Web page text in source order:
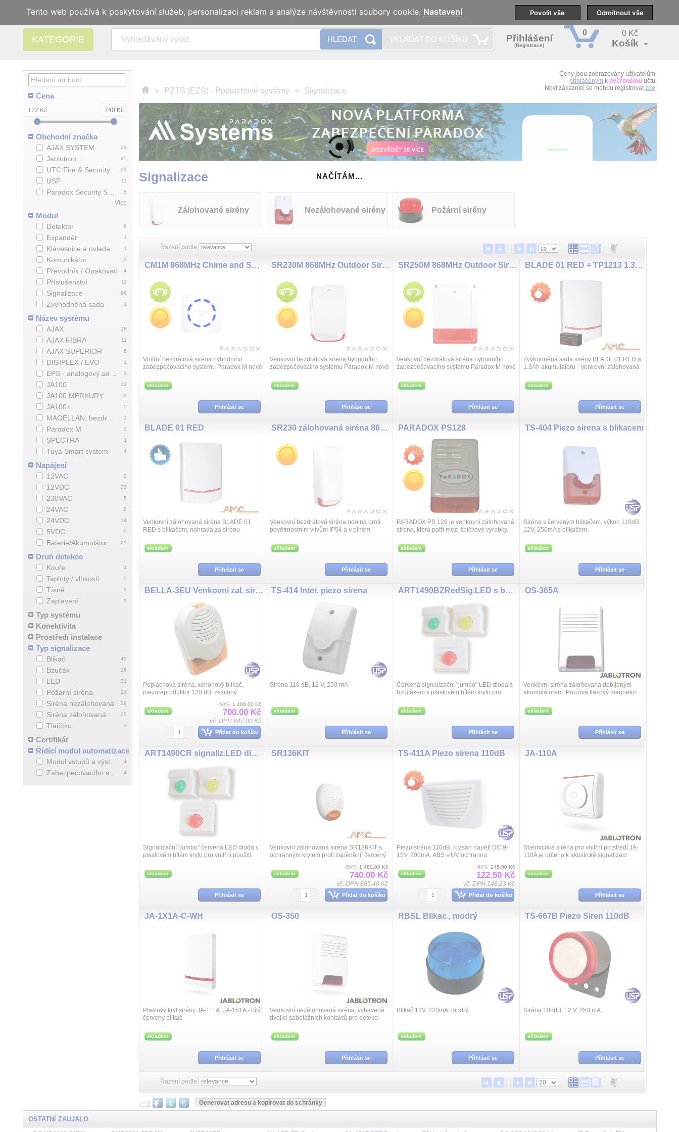
Naše pobočky Technická podpora CS
KATEGORIE HLEDAT VKLÁDAT DO KOŠÍKU Přihlášení
(Registrace)
0 0 Kč
Košík
Cena
122 Kč 740 Kč
Obchodní značka
29
AJAX SYSTEM
25
Jablotron
22
UTC Fire & Security
11
USP
5
Paradox Security Systems
Více
Modul
8
Detektor
1
Expandér
1
3
Komunikátor
4
Převodník / Opakovač
11
Příslušenství
96
Signalizace
1
Zvýhodněná sada
Název systému
18
AJAX
11
AJAX FIBRA
6
AJAX SUPERIOR
1
DIGIPLEX / EVO
1
13
JA100
2
JA100 MERKURY
5
JA100+
1
MAGELLAN, bezdrátový systém
3
Paradox M
1
SPECTRA
4
Tuya Smart system
Napájení
2
12VAC
33
12VDC
5
230VAC
8
24VAC
14
24VDC
5
5VDC
21
Baterie/Akumulátor
Druh detekce
1
Kouře
5
Teploty / vlhkosti
2
Tísně
2
Zaplavení
Typ systému
Konektivita
Prostředí instalace
Typ signalizace
45
Blikač
16
Bzučák
31
LED
24
Požární siréna
39
Siréna nezálohovaná
35
Siréna zálohovaná
3
Tlačítko
Certifikát
Řídící modul automatizace
4
Modul vstupů a výstupů
4
Zabezpečovacího systému
> PZTS (EZS) - Poplachové systémy > Signalizace
Ceny jsou zobrazovány uživatelům
přihlášenýmk ověřenémuúčtu.
Noví zákaznící se mohou registrovatzde.
Signalizace
Zálohované sirény Nezálohované sirény Požární sirény
NAČÍTÁM...
Řazení podle
CM1M 868MHz Chime and Sound Player
Vnitřní bezdrátová siréna hybridního
zabezpečovacího systému Paradox M nové
kontrolována s vestavěnou světelnou
sign...
skladem
Přihlásit se
SR230M 868MHz Outdoor Siren 100dBA
Venkovní bezdrátová siréna hybridního
zabezpečovacího systému Paradox M nové
vlivům IP54 a v plném rozsahu bezdrátově
ko...
skladem
Přihlásit se
SR250M 868MHz Outdoor Siren 100dBA
Venkovní bezdrátová siréna hybridního
zabezpečovacího systému Paradox M nové
vlivům IP54 a v plném rozsahu bezdrátově
ko...
skladem
Přihlásit se
BLADE 01 RED + TP1213 1.3Ah 12V
Zvýhodněná sada sirény BLADE 01 RED a
1.3Ah akumulátoru - Venkovní zálohovaná
za sirénu Paradox PS128, vyhovuje EN...
skladem
Přihlásit se
BLADE 01 RED
Venkovní zálohovaná siréna BLADE 01
RED s blikačem, náhrada za sirénu
4/GRADE2.
skladem
Přihlásit se
SR230 zálohovaná siréna 868MHz
Venkovní bezdrátová siréna odolná proti
povětrnostním vlivům IP54 a v plném
vestavěnou světelnou signalizací a
bezdrátovým ...
skladem
Přihlásit se
PARADOX PS128
PARADOX PS 128 je venkovní zálohovaná
siréna, která patří mezi špičkové výrobky.
předávat do ústředny informace o stavu ...
skladem
Přihlásit se
TS-404 Piezo sirena s blikacem
Siréna s červeným blikačem, výkon 110dB,
12V, 250mA s blikačem.
skladem
Přihlásit se
BELLA-3EU Venkovni zal. sirena
Poplachová siréna, xenonový blikač,
piezoreproduktor 120 dB, zesílený
ochrana polarity, krytí IP55, rozměry 220 ...
skladem
-50% 1 400.00 Kč
700.00 Kč
vč. DPH 847.00 Kč
Přidat do košíku
TS-414 Inter. piezo sirena
Siréna 110 dB, 12 V, 250 mA
skladem
Přihlásit se
ART1490BZRedSig.LED s bzucakem
Červená signalizační "jumbo" LED dioda s
bzučákem v plastovém bílém krytu pro
skladem
Přihlásit se
OS-365A
Venkovní siréna zálohovaná dobíjeným
akumulátorem. Používá tlakový magneto-
vhodnější pro osamocené domy.
skladem
Přihlásit se
ART1490CR signaliz.LED dioda
Signalizační "jumbo" červená LED dioda v
plastovém bílém krytu pro vnitřní použití.
skladem
Přihlásit se
SR136KIT
Venkovní zálohovaná siréna SR136KIT s
ochranným krytem proti zapěnění, červený
stavu, detekce napájení, certifikát EN5...
skladem
-50% 1 480.00 Kč
740.00 Kč
vč. DPH 895.40 Kč
Přidat do košíku
TS-411A Piezo sirena 110dB
Piezo siréna 110dB, rozsah napětí DC 9-
15V, 200mA, ABS s UV ochranou,
skladem
-50% 245.00 Kč
122.50 Kč
vč. DPH 148.23 Kč
Přidat do košíku
JA-110A
Sběrnicová siréna pro vnitřní prostředí JA-
110A je určena k akustické signalizaci
odchodového zpoždění a aktivace
výstupů...
skladem
Přihlásit se
JA-1X1A-C-WH
Plastový kryt sirény JA-111A, JA-151A - bílý,
červený blikač
skladem
Přihlásit se
OS-350
Venkovní nezálohovaná siréna, vybavená
dvojicí sabotážních kontaktů pro detekci
siréně je integrován výkonný blikač, z...
skladem
Přihlásit se
RBSL Blikac , modrý
Blikač 12V, 220mA, modrý
skladem
Přihlásit se
TS-667B Piezo Siren 110dB
Siréna 108dB, 12 V, 250 mA
skladem
Přihlásit se
Řazení podle
OSTATNÍ ZAUJALO
Tento web používá k poskytování služeb, personalizaci reklam a analýze návštěvnosti soubory cookie. Nastavení Povolit vše Odmítnout vše